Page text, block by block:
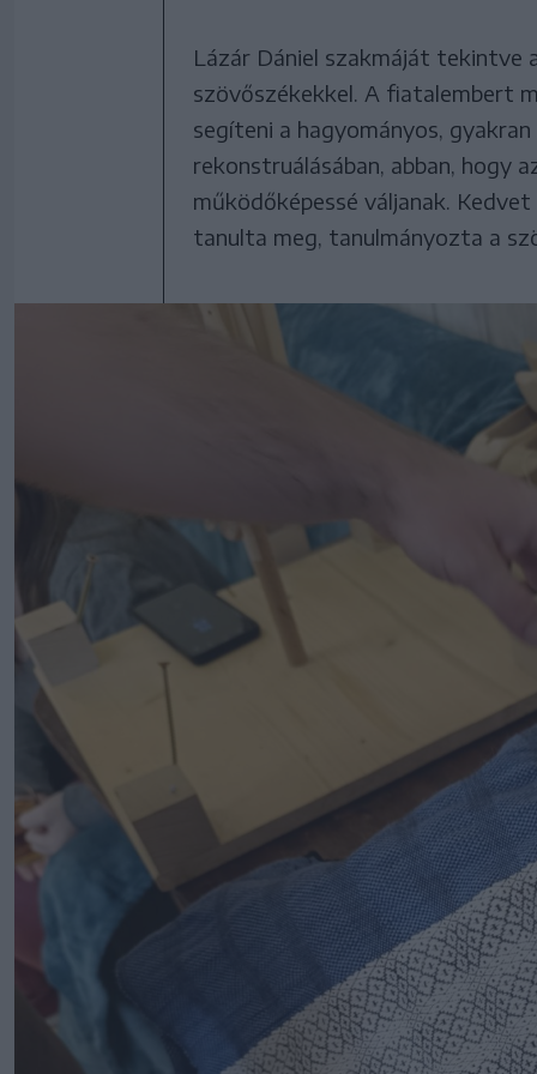
Lázár Dániel szakmáját tekintve
szövőszékekkel. A fiatalembert
segíteni a hagyományos,
rekonstruálásában, abban, hogy
működőképessé váljanak.
tanulta meg, tanulmányozta a